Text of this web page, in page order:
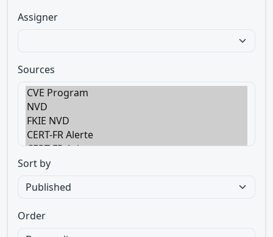
Assigner
Sources
Sort by
Order